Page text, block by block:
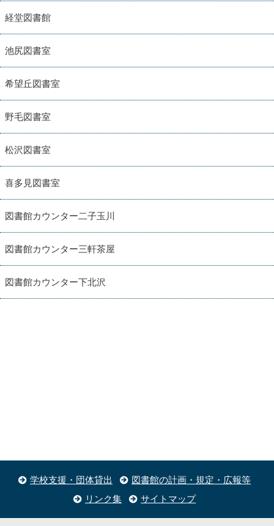
経堂図書館
池尻図書室
希望丘図書室
野毛図書室
松沢図書室
喜多見図書室
図書館カウンター二子玉川
図書館カウンター三軒茶屋
図書館カウンター下北沢
学校支援・団体貸出
図書館の計画・規定・広報等
リンク集
サイトマップ